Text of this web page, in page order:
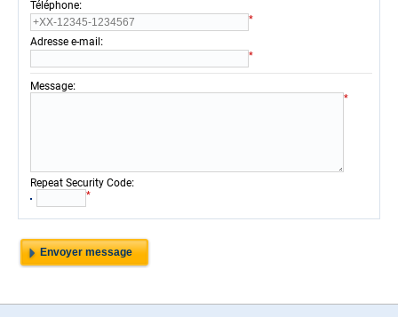
Téléphone:
*
Adresse e-mail :
*
Message:
*
Repeat Security Code:
*